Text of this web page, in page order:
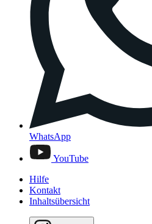
WhatsApp
YouTube
Hilfe
Kontakt
Inhaltsübersicht